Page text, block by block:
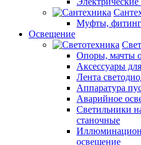
Муфты,
Освещение
Опоры, мачты
Аксессуары
Лента
Аппаратура
Аварийное
Светильники
станочные
освещение